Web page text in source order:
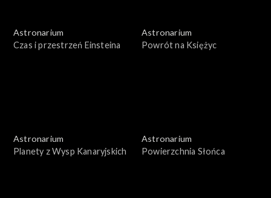
Astronarium
Czas i przestrzeń Einsteina
Astronarium
Powrót na Księżyc
Astronarium
Planety z Wysp Kanaryjskich
Astronarium
Powierzchnia Słońca